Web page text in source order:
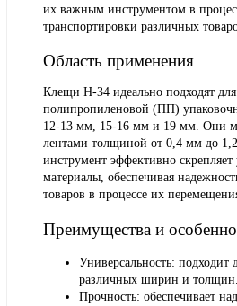
их важным инструментом в
транспортировки различных
Область применения
Клещи H-34 идеально подходят
полипропиленовой (ПП)
12-13 мм, 15-16 мм и 19 мм. Они
лентами толщиной от 0,4 мм до
инструмент эффективно скрепляет
материалы, обеспечивая
товаров в процессе их
Преимущества и
Универсальность: подходит
различных ширин и толщин.
Прочность: обеспечивает